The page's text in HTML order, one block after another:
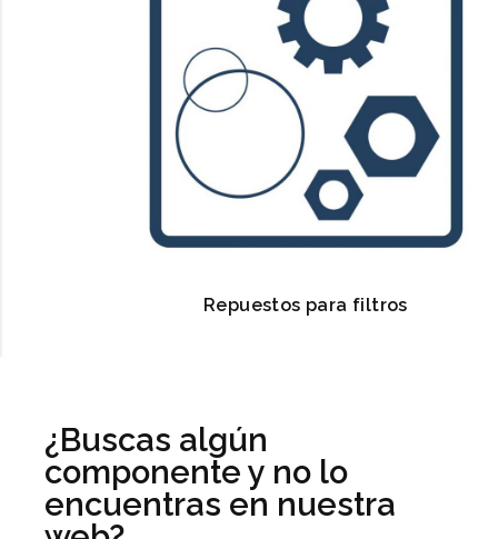
Repuestos para filtros
¿Buscas algún
componente y no lo
encuentras en nuestra